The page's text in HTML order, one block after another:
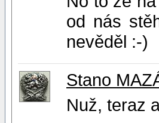
od nás
nevěděl :-)
Stano
Nuž, teraz